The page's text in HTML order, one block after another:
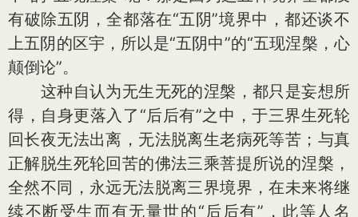
有破除五阴，全都落在“五阴”境界中，都还谈不
上五阴的区宇，所以是“五阴中”的“五现涅槃，心
颠倒论”。
这种自认为无生无死的涅槃，都只是妄想所
得，自身更落入了“后后有”之中，于三界生死轮
回长夜无法出离，无法脱离生老病死等苦；与真
正解脱生死轮回苦的佛法三乘菩提所说的涅槃，
全然不同，永远无法脱离三界境界，在未来将继
续不断受生而有无量世的“后后有”，此等人名